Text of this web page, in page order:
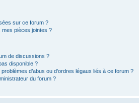
sur ce forum ?
pièces jointes ?
de discussions ?
disponible ?
d’abus ou d’ordres légaux liés à ce forum ?
du forum ?